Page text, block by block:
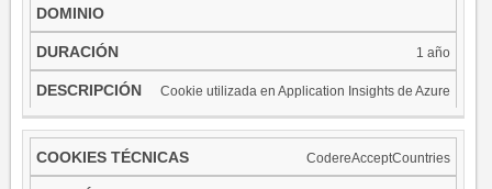
1 año
Cookie utilizada en Application Insights de Azure
CodereAcceptCountries